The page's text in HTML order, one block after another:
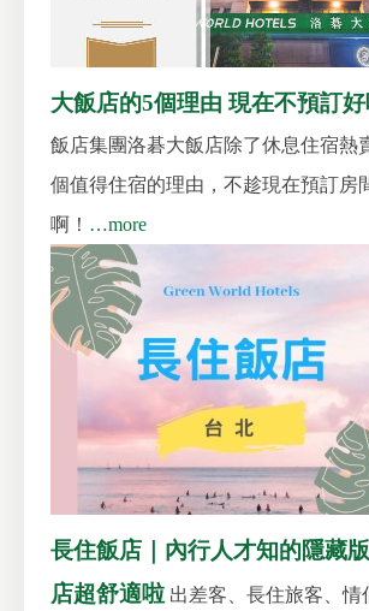
大飯店的5個理由 現在不預訂
飯店集團洛碁大飯店除了休息住宿熱
個值得住宿的理由，不趁現在預訂房
啊！ …more
長住飯店｜內行人才知的隱藏
店超舒適啦 出差客、長住旅客、情